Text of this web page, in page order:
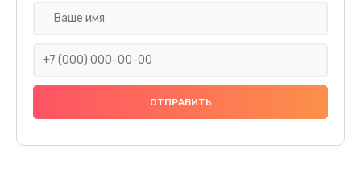
Замена праймера
1000 руб.